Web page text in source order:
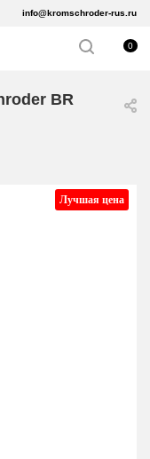
info@kromschroder-rus.ru
0
BR
Лучшая цена